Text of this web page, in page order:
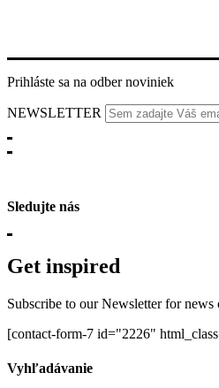
Prihláste sa na odber noviniek
NEWSLETTER
Sledujte nás
Get inspired
Subscribe to our Newsletter for news
[contact-form-7 id="2226"
Vyhľadávanie